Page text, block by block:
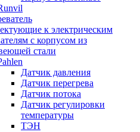
к электрическим
с корпусом из
стали
Датчик давления
Датчик перегрева
Датчик потока
Датчик регулировки
температуры
ТЭН